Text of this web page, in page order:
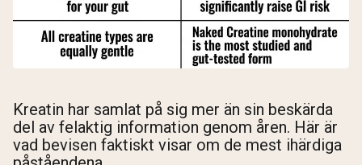
Kreatin har samlat på sig mer än sin beskärda
del av felaktig information genom åren. Här är
vad bevisen faktiskt visar om de mest ihärdiga